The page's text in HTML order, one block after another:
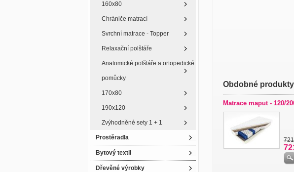
160x80
Chrániče matrací
Svrchní matrace - Topper
Relaxační polštáře
Anatomické polštáře a ortopedické
pomůcky
170x80
190x120
Zvýhodněné sety 1 + 1
Prostěradla
Bytový textil
Dřevěné výrobky
Obdobné
Matrace maput - 120/